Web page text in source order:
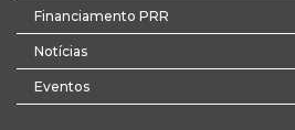
Financiamento PRR
Notícias
Eventos